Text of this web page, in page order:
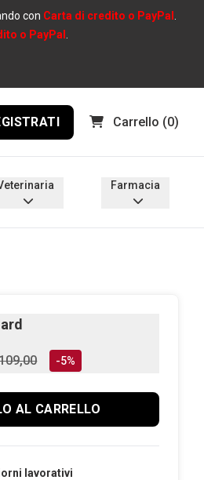
con Carta di credito o PayPal
o PayPal
Carrello (0)
-5%
AL CARRELLO
lavorativi